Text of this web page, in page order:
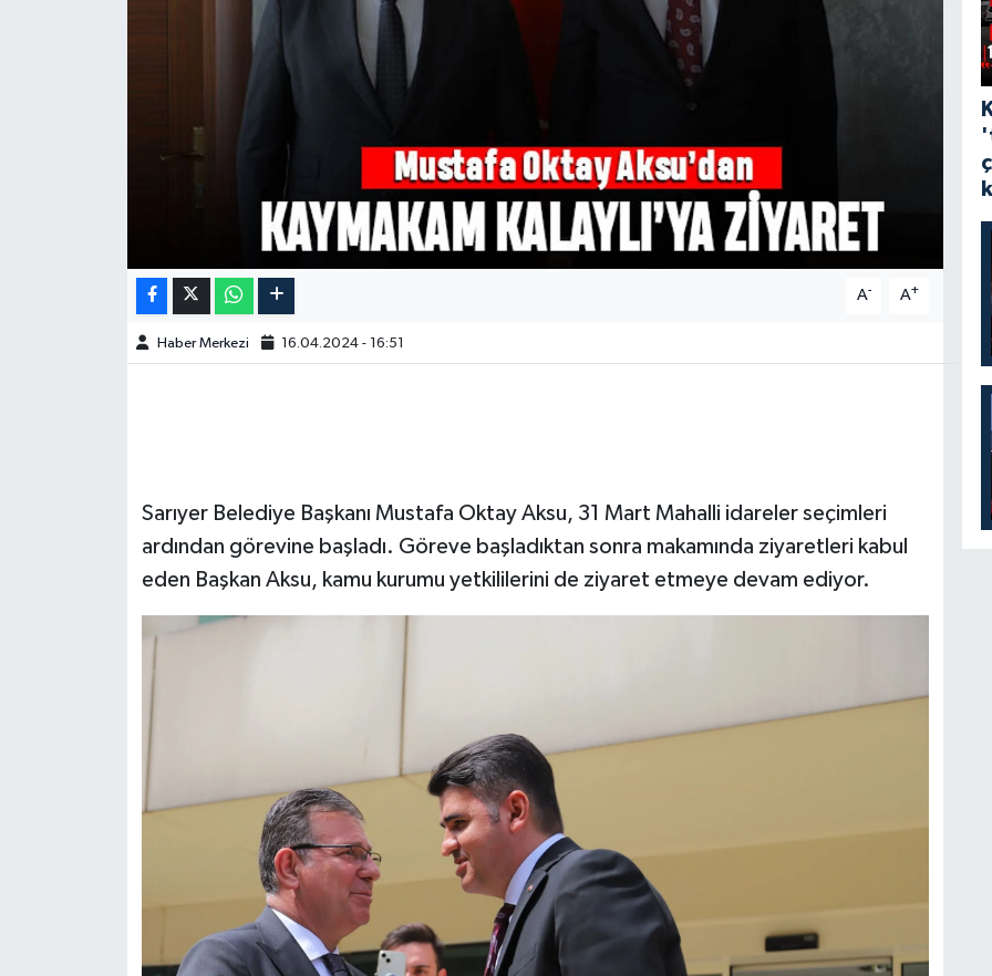
A- A+
Haber Merkezi 16.04.2024 - 16:51
Sarıyer Belediye Başkanı Mustafa Oktay Aksu, 31 Mart Mahalli idareler seçimleri
ardından görevine başladı. Göreve başladıktan sonra makamında ziyaretleri kabul
eden Başkan Aksu, kamu kurumu yetkililerini de ziyaret etmeye devam ediyor.